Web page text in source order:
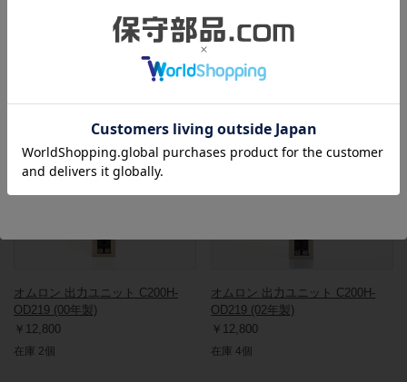
立ったものはなく状態は良好です。
オムロン 出力ユニット C200H-
OD219 (00年製)
￥12,800
在庫 2個
900741
オムロン 出力ユニット C200H-
OD219 (02年製)
￥12,800
在庫 4個